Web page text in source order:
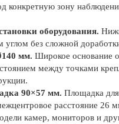
конкретную зону
оборудования.
без сложной
мм. Широкое основание
между точками
90×57 мм. Площадка
расстояние 26
камер, мониторов и